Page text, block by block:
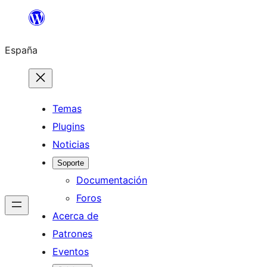
Saltar
contenido
España
Temas
Plugins
Noticias
Soporte
Documentación
Foros
Acerca de
Patrones
Eventos